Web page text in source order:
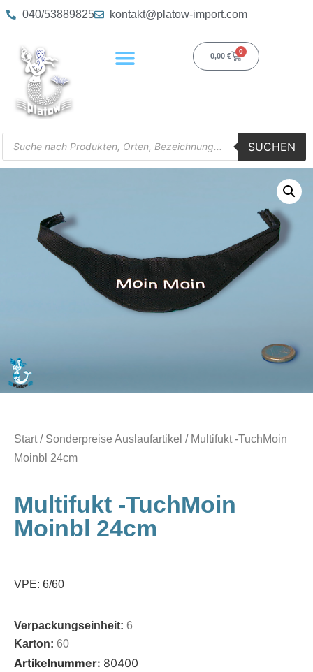
040/53889825 kontakt@platow-import.com
0,00 €
0
SUCHEN
Start/ Sonderpreise Auslaufartikel / Multifukt -TuchMoin
Moinbl 24cm
Multifukt -TuchMoin
Moinbl 24cm
VPE: 6/60
Verpackungseinheit: 6
Karton: 60
Artikelnummer: 80400